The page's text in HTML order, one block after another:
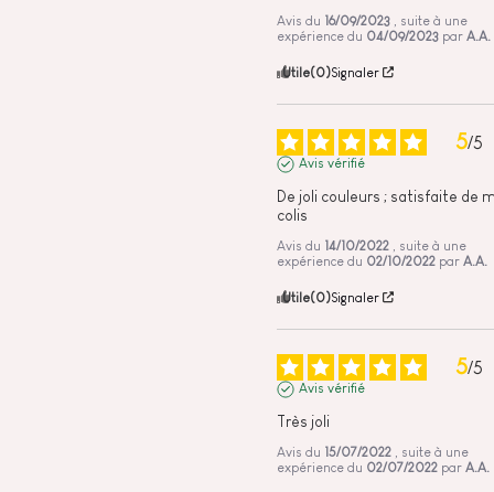
Avis du 16/09/2023
, suite à une
expérience du 04/09/2023 par A.A.
Utile(0)Signaler
5/5
Avis vérifié
De joli couleurs ; satisfaite de
colis
Avis du 14/10/2022
, suite à une
expérience du 02/10/2022 par A.A.
Utile(0)Signaler
5/5
Avis vérifié
Très joli
Avis du 15/07/2022
, suite à une
expérience du 02/07/2022 par A.A.